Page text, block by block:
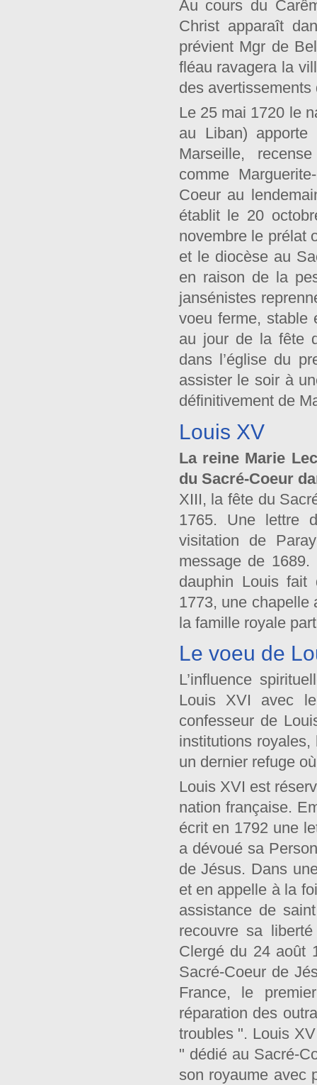
Au cours du
Christ apparaît
prévient Mgr de
fléau ravagera la
des avertissements
Le 25 mai 1720 le
au Liban)
Marseille,
comme
Coeur au
établit le 20
novembre le prélat
et le diocèse au
en raison de la
jansénistes
voeu ferme, stable
au jour de la fête
dans l’église du
assister le soir à
définitivement de
Louis XV
La reine Marie
du Sacré-Coeur
XIII, la fête du
1765. Une lettre
visitation de
message de
dauphin Louis fait
1773, une chapelle
la famille royale
Le voeu de
L’influence
Louis XVI avec
confesseur de
institutions
un dernier refuge
Louis XVI est
nation française.
écrit en 1792 une
a dévoué sa
de Jésus. Dans
et en appelle à la
assistance de
recouvre sa
Clergé du 24 août
Sacré-Coeur de
France, le
réparation des
troubles ". Louis
" dédié au Sacré-
son royaume avec